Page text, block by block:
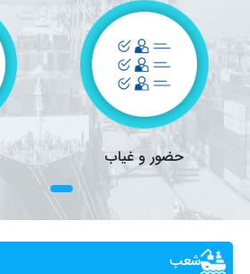
حضور و غیاب
شعب